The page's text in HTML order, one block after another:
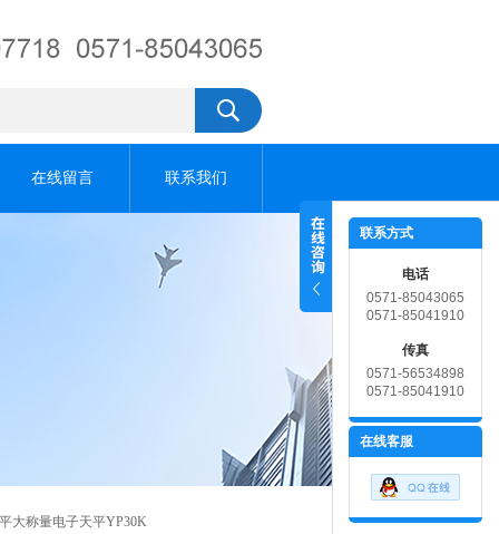
在线留言 联系我们
大称量电子天平YP30K
联系方式
电话
0571-85043065
0571-85041910
传真
0571-56534898
0571-85041910
在线客服